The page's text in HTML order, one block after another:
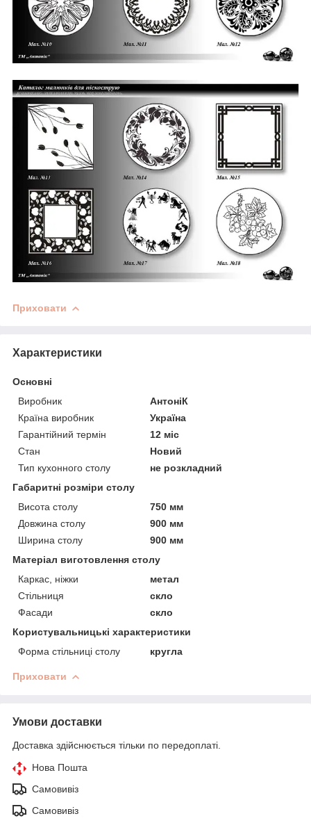
Приховати
Характеристики
Основні
Виробник
АнтоніК
Країна виробник
Україна
Гарантійний термін
12 міс
Стан
Новий
Тип кухонного столу
не розкладний
Габаритні розміри столу
Висота столу
750 мм
Довжина столу
900 мм
Ширина столу
900 мм
Матеріал виготовлення столу
Каркас, ніжки
метал
Стільниця
скло
Фасади
скло
Користувальницькі характеристики
Форма стільниці столу
кругла
Приховати
Умови доставки
Доставка здійснюється тільки по передоплаті.
Нова Пошта
Самовивіз
Самовивіз